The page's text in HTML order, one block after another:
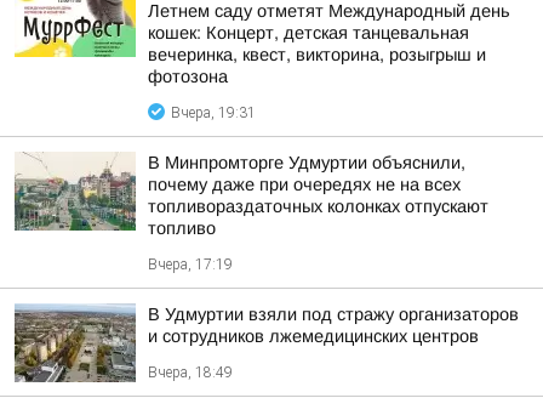
Летнем саду отметят Международный день
кошек: Концерт, детская танцевальная
вечеринка, квест, викторина, розыгрыш и
фотозона
Вчера, 19:31
В Минпромторге Удмуртии объяснили,
почему даже при очередях не на всех
топливораздаточных колонках отпускают
топливо
Вчера, 17:19
В Удмуртии взяли под стражу организаторов
и сотрудников лжемедицинских центров
Вчера, 18:49